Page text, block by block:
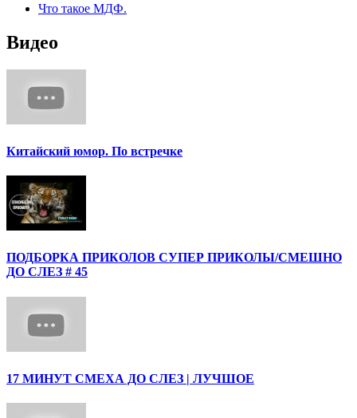
Что такое МДФ.
Видео
Китайский юмор. По встречке
ПОДБОРКА ПРИКОЛОВ СУПЕР ПРИКОЛЫ/СМЕШНО
ДО СЛЕЗ # 45
17 МИНУТ СМЕХА ДО СЛЕЗ | ЛУЧШОЕ